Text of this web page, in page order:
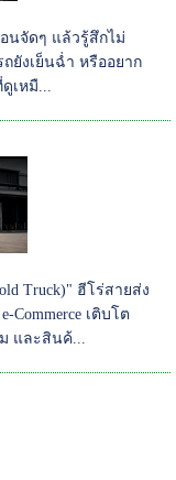
นจัดๆ แล้วรู้สึกไม่
ยังเย็นฉ่ำ หรืออยาก
เหมื...
Truck)" ฮีโร่สายส่ง
Commerce เติบโต
และสินค้...